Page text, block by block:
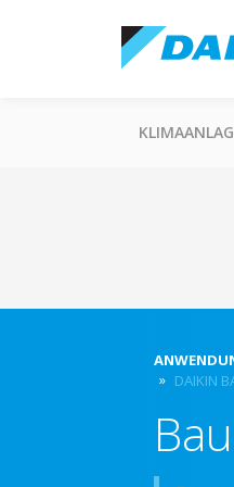
DAIKIN